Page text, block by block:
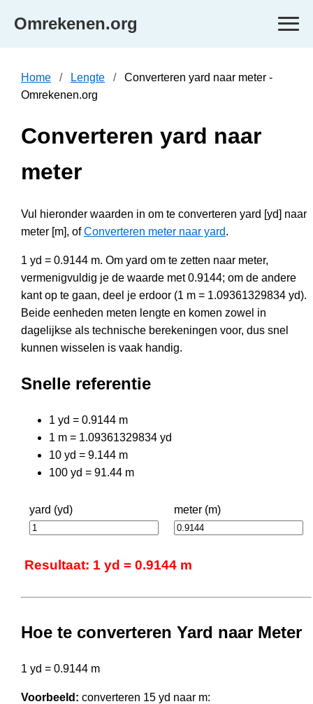
Omrekenen.org
Home Lengte
Converteren yard naar meter -
Omrekenen.org
Converteren yard naar
meter
Vul hieronder waarden in om te converteren yard [yd] naar
meter [m], ofConverteren meter naar yard.
1 yd = 0.9144 m. Om yard om te zetten naar meter,
vermenigvuldig je de waarde met 0.9144; om de andere
kant op te gaan, deel je erdoor (1 m = 1.09361329834 yd).
Beide eenheden meten lengte en komen zowel in
dagelijkse als technische berekeningen voor, dus snel
kunnen wisselen is vaak handig.
Snelle referentie
1 yd = 0.9144 m
1 m = 1.09361329834 yd
10 yd = 9.144 m
100 yd = 91.44 m
yard (yd) meter (m)
Resultaat: 1 yd = 0.9144 m
Hoe te converteren Yard naar Meter
1 yd = 0.9144 m
Voorbeeld: converteren 15 yd naar m: